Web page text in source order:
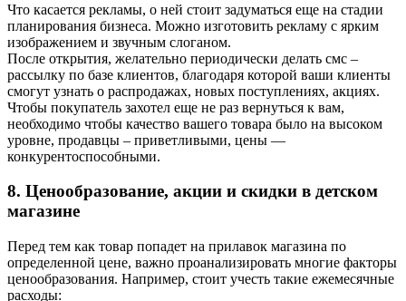
Что касается рекламы, о ней стоит задуматься еще на стадии
планирования бизнеса. Можно изготовить рекламу с ярким
изображением и звучным слоганом.
После открытия, желательно периодически делать смс –
рассылку по базе клиентов, благодаря которой ваши клиенты
смогут узнать о распродажах, новых поступлениях, акциях.
Чтобы покупатель захотел еще не раз вернуться к вам,
необходимо чтобы качество вашего товара было на высоком
уровне, продавцы – приветливыми, цены —
конкурентоспособными.
8. Ценообразование, акции и скидки в детском
магазине
Перед тем как товар попадет на прилавок магазина по
определенной цене, важно проанализировать многие факторы
ценообразования. Например, стоит учесть такие ежемесячные
расходы: